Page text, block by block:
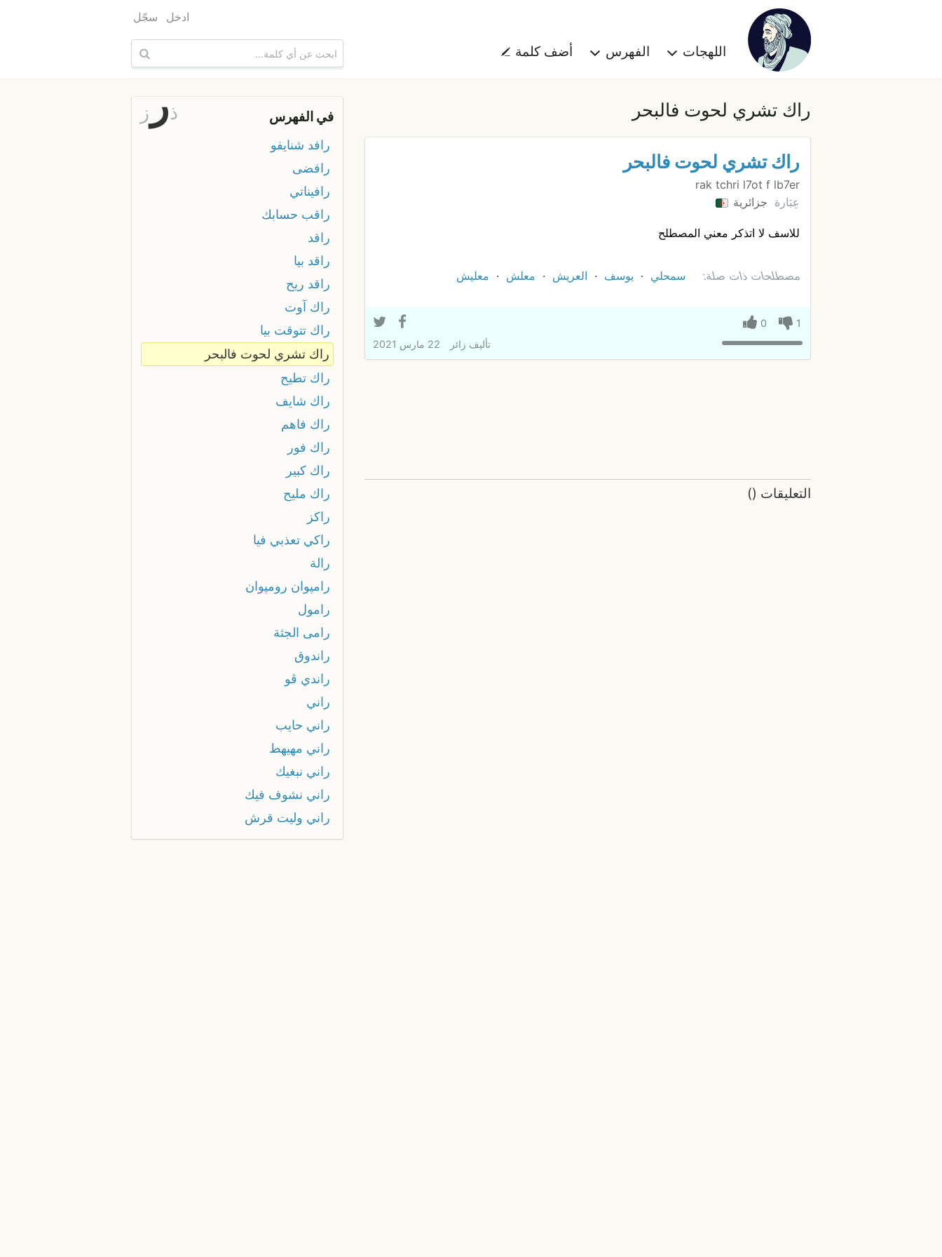
اللهجات الفهرس أضف كلمة
ادخل سجّل
راك تشري لحوت فالبحر
راك تشري لحوت فالبحر
rak tchri l7ot f lb7er
عِبَارة جزائرية
للاسف لا اتذكر معني المصطلح
مصطلحات ذات صلة: سمحلي يوسف العريش معلش معليش
1
0
تأليف زائر 22 مارس 2021
التعليقات (
)
في الفهرس ذر ز
رافد شنايفو
رافضى
رافيناتي
راقب حسابك
راقد
راقد بيا
راقد ريح
راك آوت
راك تتوقت بيا
راك تشري لحوت فالبحر
راك تطيح
راك شايف
راك فاهم
راك فور
راك كبير
راك مليح
راكز
راكي تعذبي فيا
رالة
رامپوان رومپوان
رامول
رامى الجثة
راندوق
راندي ڤو
راني
راني حايب
راني مهيهط
راني نبغيك
راني نشوف فيك
راني وليت قرش